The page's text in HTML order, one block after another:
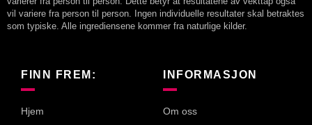
vil variere fra person til person. Ingen individuelle resultater skal betraktes
som typiske. Alle ingrediensene kommer fra naturlige kilder.
FINN FREM:
Hjem
INFORMASJON
Om oss